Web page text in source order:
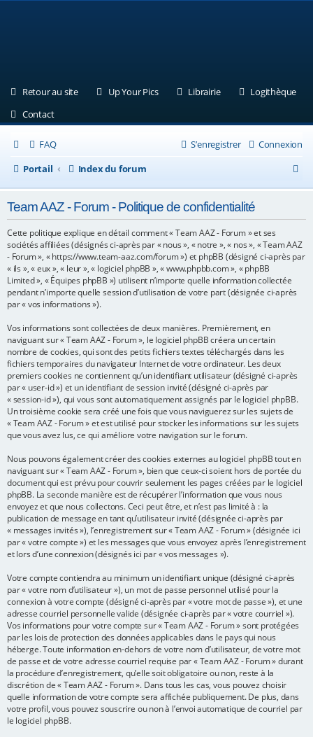
Retour au site(Ouvre un nouvel onglet)
Up Your Pics(Ouvre un nouvel onglet)
Librairie(Ouvre un nouvel
Logithèque
Contact(Ouvre un nouvel onglet)
FAQ Connexion
S’enregistrer
Portail
Index du forum
e
e
Team AAZ - Forum - Politique de confidentialité
Cette politique explique en détail comment « Team AAZ - Forum » et ses
sociétés affiliées (désignés ci-après par « nous », « notre », « nos », « Team AAZ
- Forum », « https://www.team-aaz.com/forum ») et phpBB (désigné ci-après par
« ils », « eux », « leur », « logiciel phpBB », « www.phpbb.com », « phpBB
Limited », « Équipes phpBB ») utilisent n’importe quelle information collectée
pendant n’importe quelle session d’utilisation de votre part (désignée ci-après
par « vos informations »).
Vos informations sont collectées de deux manières. Premièrement, en
naviguant sur « Team AAZ - Forum », le logiciel phpBB créera un certain
nombre de cookies, qui sont des petits fichiers textes téléchargés dans les
fichiers temporaires du navigateur Internet de votre ordinateur. Les deux
premiers cookies ne contiennent qu’un identifiant utilisateur (désigné ci-après
par « user-id ») et un identifiant de session invité (désigné ci-après par
« session-id »), qui vous sont automatiquement assignés par le logiciel phpBB.
Un troisième cookie sera créé une fois que vous naviguerez sur les sujets de
« Team AAZ - Forum » et est utilisé pour stocker les informations sur les sujets
que vous avez lus, ce qui améliore votre navigation sur le forum.
Nous pouvons également créer des cookies externes au logiciel phpBB tout en
naviguant sur « Team AAZ - Forum », bien que ceux-ci soient hors de portée du
document qui est prévu pour couvrir seulement les pages créées par le logiciel
phpBB. La seconde manière est de récupérer l’information que vous nous
envoyez et que nous collectons. Ceci peut être, et n’est pas limité à : la
publication de message en tant qu’utilisateur invité (désignée ci-après par
« messages invités »), l’enregistrement sur « Team AAZ - Forum » (désignée ici
par « votre compte ») et les messages que vous envoyez après l’enregistrement
et lors d’une connexion (désignés ici par « vos messages »).
Votre compte contiendra au minimum un identifiant unique (désigné ci-après
par « votre nom d’utilisateur »), un mot de passe personnel utilisé pour la
connexion à votre compte (désigné ci-après par « votre mot de passe »), et une
adresse courriel personnelle valide (désignée ci-après par « votre courriel »).
Vos informations pour votre compte sur « Team AAZ - Forum » sont protégées
par les lois de protection des données applicables dans le pays qui nous
héberge. Toute information en-dehors de votre nom d’utilisateur, de votre mot
de passe et de votre adresse courriel requise par « Team AAZ - Forum » durant
la procédure d’enregistrement, qu’elle soit obligatoire ou non, reste à la
discrétion de « Team AAZ - Forum ». Dans tous les cas, vous pouvez choisir
quelle information de votre compte sera affichée publiquement. De plus, dans
votre profil, vous pouvez souscrire ou non à l’envoi automatique de courriel par
le logiciel phpBB.